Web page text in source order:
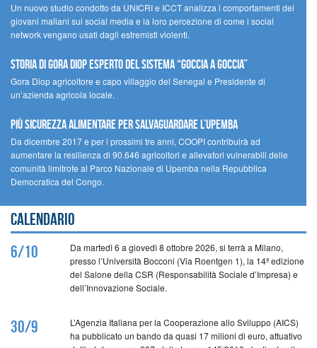
Un nuovo studio condotto da UNICRI e ICCT analizza i comportamenti dei
giovani maliani sui social media e la loro percezione di come i social
network vengano usati dagli estremisti violenti.
STORIA DI GORA DIOP ESPERTO DEL SISTEMA “GOCCIA A GOCCIA”
Gora Diop agricoltore e capo villaggio del Senegal e Presidente di
un’azienda agricola locale.
Più sicurezza alimentare per salvaguardare l’Upemba
Da dicembre 2017 e per i prossimi tre anni, COOPI contribuirà ad
aumentare la resilienza di 90.646 agricoltori e allevatori vulnerabili delle
comunità limitrofe al Parco Nazionale di Upemba nella Repubblica
Democratica del Congo.
Calendario
6/10
Da martedì 6 a giovedì 8 ottobre 2026, si terrà a Milano,
presso l’Università Bocconi (Via Roentgen 1), la 14ª edizione
del Salone della CSR (Responsabilità Sociale d’Impresa) e
dell’Innovazione Sociale.
30/9
L’Agenzia Italiana per la Cooperazione allo Sviluppo (AICS)
ha pubblicato un bando da quasi 17 milioni di euro, attuativo